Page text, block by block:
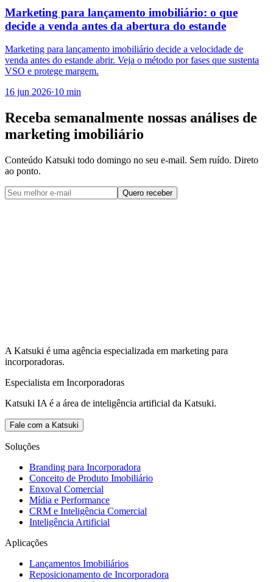
Marketing para lançamento imobiliário: o que
decide a venda antes da abertura do estande
Marketing para lançamento imobiliário decide a velocidade de
venda antes do estande abrir. Veja o método por fases que sustenta
VSO e protege margem.
16 jun 2026·10 min
Receba semanalmente nossas análises de
marketing imobiliário
Conteúdo Katsuki todo domingo no seu e-mail. Sem ruído. Direto
ao ponto.
Quero receber
A Katsuki é uma agência especializada em marketing para
incorporadoras.
Especialista em Incorporadoras
Katsuki IA é a área de inteligência artificial da Katsuki.
Fale com a Katsuki
Soluções
Branding para Incorporadora
Conceito de Produto Imobiliário
Enxoval Comercial
Mídia e Performance
CRM e Inteligência Comercial
Inteligência Artificial
Aplicações
Lançamentos Imobiliários
Reposicionamento de Incorporadora